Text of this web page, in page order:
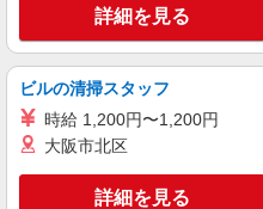
費 兵庫県尼
キープ
派遣社員
工場内での
詳細を見る
ビルの清掃スタッフ
時給 1,200円〜1,200円
大阪市北区
詳細を見る